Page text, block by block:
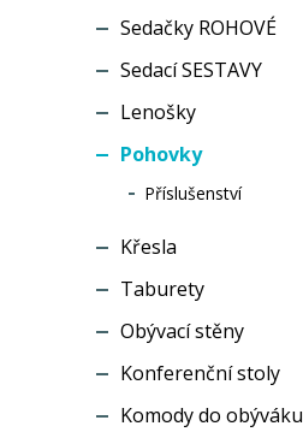
Sedačky ROHOVÉ
Sedací SESTAVY
Lenošky
Pohovky
Příslušenství
Křesla
Taburety
Obývací stěny
Konferenční stoly
Komody do obýváku